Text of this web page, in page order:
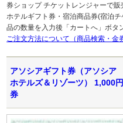
券ショップ チケットレンジャーで販
ホテルギフト券・宿泊商品券(宿泊
品の数量を入力後「カートへ」ボタ
ご注文方法について（商品検索・金
アソシアギフト券（アソシア
ホテルズ＆リゾーツ） 1,000円
券